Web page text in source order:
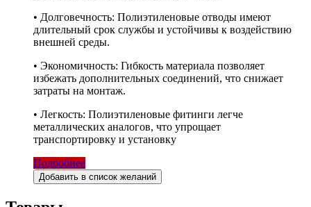
• Долговечность: Полиэтиленовые отводы имеют
длительный срок службы и устойчивы к воздействию
внешней среды.
• Экономичность: Гибкость материала позволяет
избежать дополнительных соединений, что снижает
затраты на монтаж.
• Легкость: Полиэтиленовые фитинги легче
металлических аналогов, что упрощает
транспортировку и установку
Подробнее
Добавить в список желаний